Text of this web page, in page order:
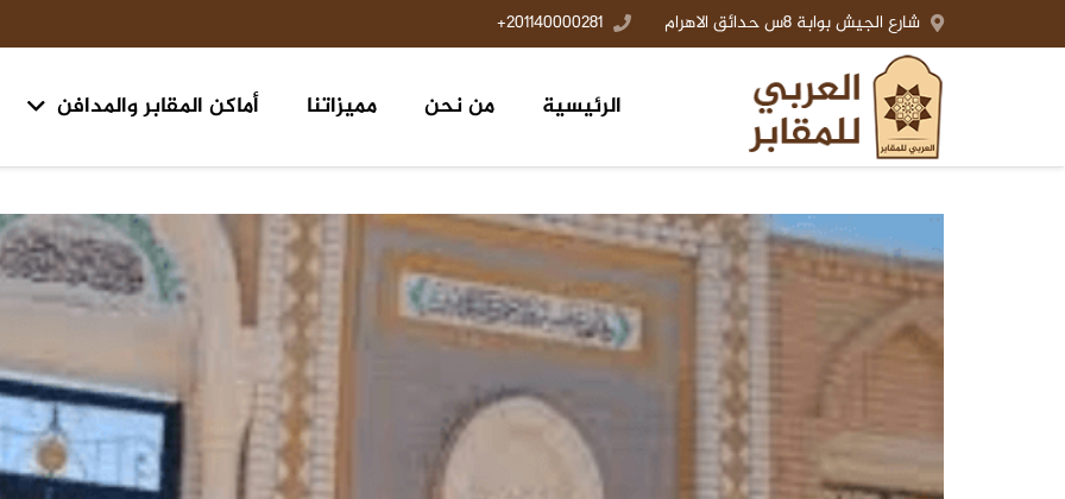
شارع الجيش بوابة 8س حدائق الاهرام 201140000281+
الرئيسية من نحن مميزاتنا أماكن المقابر والمدافن